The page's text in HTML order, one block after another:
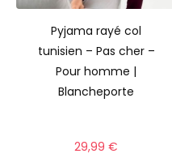
Pyjama rayé col
tunisien – Pas cher –
Pour homme |
Blancheporte
29,99€